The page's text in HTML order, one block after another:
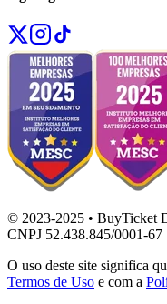
© 2023-2025 • BuyTicket
CNPJ 52.438.845/0001-67
O uso deste site significa
Termos de Uso e com a